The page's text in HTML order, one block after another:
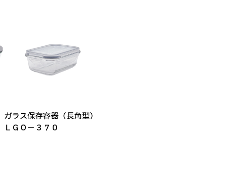
ガラス保存容器（長角型）
ＬＧＯ－３７０